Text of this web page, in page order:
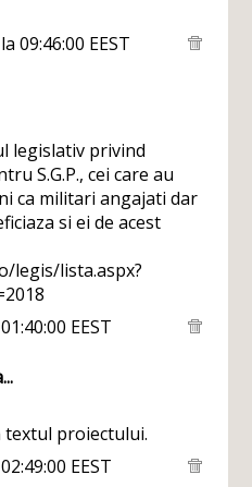
09:46:00 EEST
legislativ privind
S.G.P., cei care au
ca militari angajati dar
si ei de acest
legis/lista.aspx?
EEST
textul proiectului.
EEST